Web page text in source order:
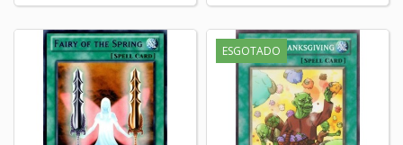
ESGOTADO